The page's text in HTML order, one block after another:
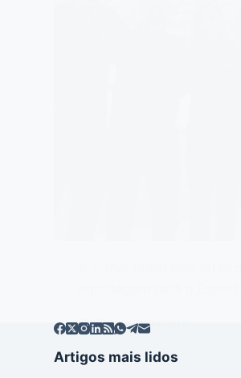
EDITOR 29/04/2019
Artigos mais lidos